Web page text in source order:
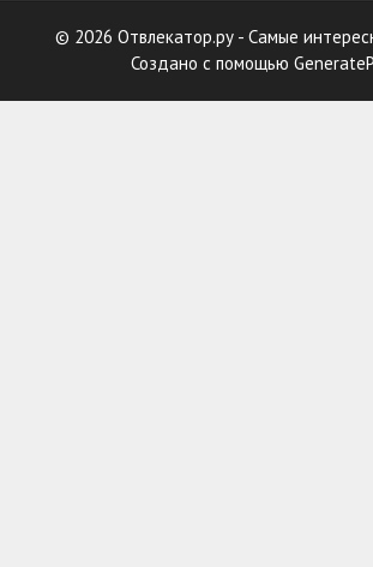
© 2026 Отвлекатор.ру - Самые
Создано с помощью